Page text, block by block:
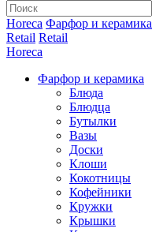
Horeca Фарфор и керамика
Retail Retail
Horeca
Фарфор и керамика
Блюда
Блюдца
Бутылки
Вазы
Доски
Клоши
Кокотницы
Кофейники
Кружки
Крышки